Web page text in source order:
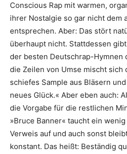
Conscious Rap mit warmen,
ihrer Nostalgie so gar nicht dem
entsprechen. Aber: Das stört
überhaupt nicht. Stattdessen
der besten Deutschrap-Hymnen
die Zeilen von Umse mischt sich
schiefes Sample aus Bläsern
neues Glück.« Aber eben auch:
die Vorgabe für die restlichen
»Bruce Banner« taucht ein
Verweis auf und auch sonst
konstant. Das heißt: Beständig